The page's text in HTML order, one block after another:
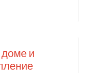
доме и